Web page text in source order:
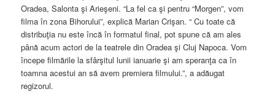
Oradea, Salonta şi Arieşeni. “La fel ca şi pentru “Morgen”, vom
filma în zona Bihorului”, explică Marian Crişan. “ Cu toate că
distribuţia nu este încă în formatul final, pot spune că am ales
până acum actori de la teatrele din Oradea şi Cluj Napoca. Vom
începe filmările la sfârşitul lunii ianuarie şi am speranţa ca în
toamna acestui an să avem premiera filmului.”, a adăugat
regizorul.